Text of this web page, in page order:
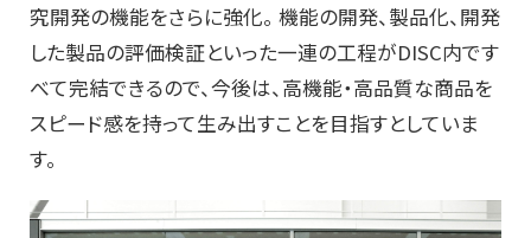
究開発の機能をさらに強化。 機能の開発、製品化、開発
した製品の評価検証といった一連の工程がDISC内です
べて完結できるので、今後は、高機能・高品質な商品を
スピード感を持って生み出すことを目指すとしていま
す。